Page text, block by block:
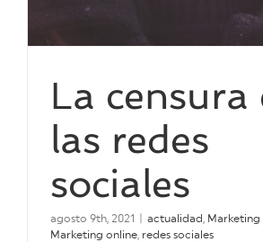
La censura
las redes
sociales
agosto 9th, 2021 actualidad Marketing
Marketing online redes sociales